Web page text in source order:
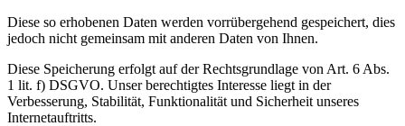
Diese so erhobenen Daten werden vorrübergehend gespeichert, dies
jedoch nicht gemeinsam mit anderen Daten von Ihnen.
Diese Speicherung erfolgt auf der Rechtsgrundlage von Art. 6 Abs.
1 lit. f) DSGVO. Unser berechtigtes Interesse liegt in der
Verbesserung, Stabilität, Funktionalität und Sicherheit unseres
Internetauftritts.